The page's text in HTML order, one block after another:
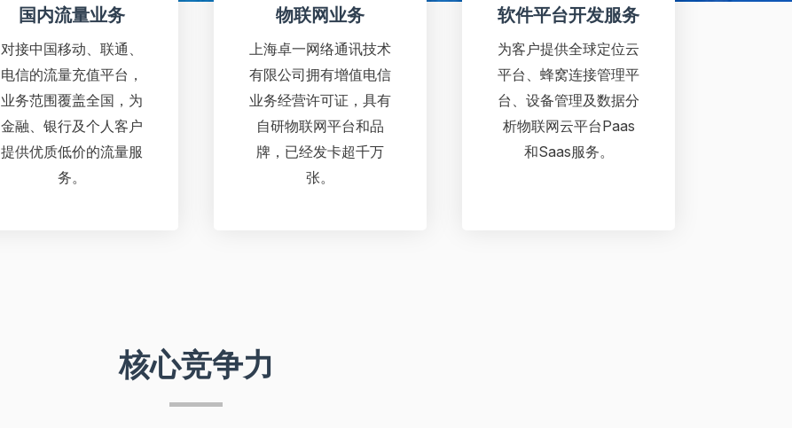
国内流量业务
对接中国移动、联通、
电信的流量充值平台，
业务范围覆盖全国，为
金融、银行及个人客户
提供优质低价的流量服
务。
物联网业务
上海卓一网络通讯技术
有限公司拥有增值电信
业务经营许可证，具有
自研物联网平台和品
牌，已经发卡超千万
张。
软件平台开发服务
为客户提供全球定位云
平台、蜂窝连接管理平
台、设备管理及数据分
析物联⽹云平台Paas
和Saas服务。
核心竞争力